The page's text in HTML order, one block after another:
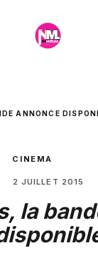
ANNONCE
CINEMA
2 JUILLET 2015
la